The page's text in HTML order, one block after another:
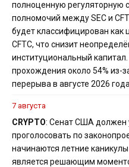
полноценную регуляторную
полномочий между SEC и
будет классифицирован
CFTC, что снизит
институциональный
прохождения около 54% из-
перерыва в августе 2026 года.
7 августа
CRYPTO: Сенат США должен
проголосовать по
начинаются летние
является решающим